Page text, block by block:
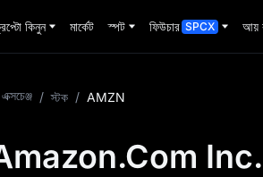
কিনুন মার্কেট স্পট ফিউচার SPCX আয়
/ স্টক / AMZN
Inc.